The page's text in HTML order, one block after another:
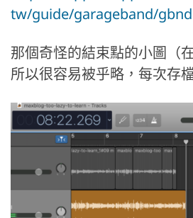
tw/guide/garageband/
那個奇怪的結束點的小圖（
所以很容易被乎略，每次存